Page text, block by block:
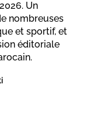
Un
nombreuses
et sportif, et
éditoriale